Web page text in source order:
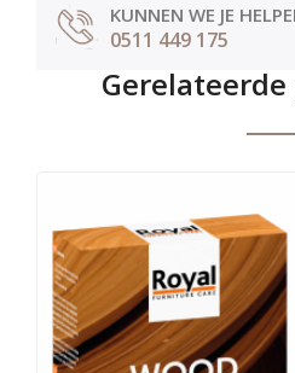
KUNNEN WE JE
0511 449 175